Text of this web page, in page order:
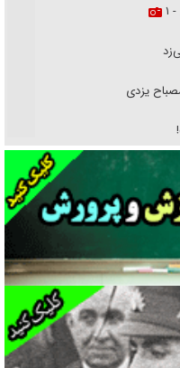
یزدی
دیکنز
فرمانده جهادی و